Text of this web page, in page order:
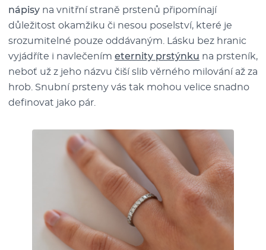
nápisy na vnitřní straně prstenů připomínají
důležitost okamžiku či nesou poselství, které je
srozumitelné pouze oddávaným. Lásku bez hranic
vyjádříte i navlečením eternity prstýnku na prsteník,
neboť už z jeho názvu čiší slib věrného milování až za
hrob. Snubní prsteny vás tak mohou velice snadno
definovat jako pár.